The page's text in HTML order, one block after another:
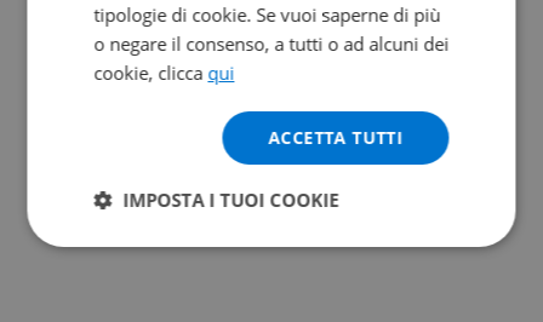
tipologie di cookie. Se vuoi saperne di più
o negare il consenso, a tutti o ad alcuni dei
cookie, clicca qui
ACCETTA TUTTI
IMPOSTA I TUOI COOKIE